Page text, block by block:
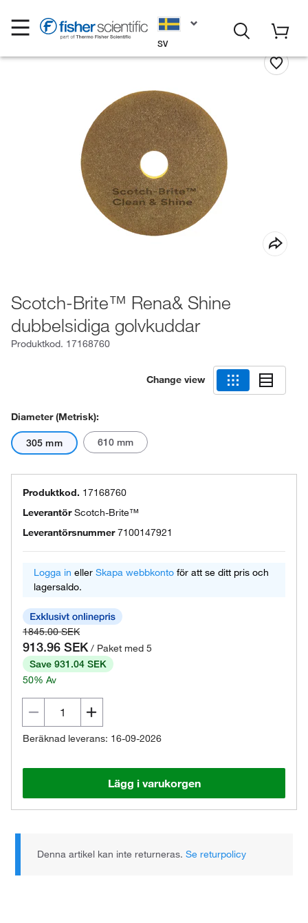
SV
Scotch-Brite™ Rena& Shine
dubbelsidiga golvkuddar
Produktkod. 17168760
Change view
Diameter (metrisk):
305 mm 610 mm
Produktkod. 17168760
LeverantörScotch-Brite™
Leverantörsnummer 7100147921
Logga in eller Skapa webbkonto för att se ditt pris och
lagersaldo.
1845.00 SEK
913.96 SEK / Paket med 5
Save 931.04 SEK
50% Av
Beräknad leverans: 16-09-2026
Lägg i varukorgen
Denna artikel kan inte returneras.Se returpolicy